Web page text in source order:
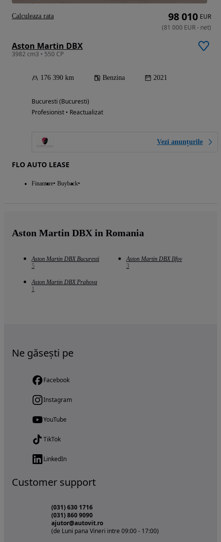
Aston Martin DBX
3982 cm3 • 550 CP
176 390 km Benzina 2021
Bucuresti (Bucuresti)
Profesionist • Reactualizat
Vezi anunțurile
FLO AUTO LEASE
Finantare Buyback
98 010 EUR
(81 000 EUR- net)
Calculeaza rata
Aston Martin DBX in Romania
Aston Martin DBX Bucuresti
5
Aston Martin DBX Ilfov
3
Aston Martin DBX Prahova
1
Ne găsești pe
Facebook
Instagram
YouTube
TikTok
LinkedIn
Customer support
(031) 630 1716
(031) 860 9090
ajutor@autovit.ro
(de Luni pana Vineri intre 09:00 - 17:00)